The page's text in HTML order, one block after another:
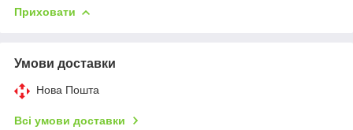
Приховати
Умови доставки
Нова Пошта
Всі умови доставки